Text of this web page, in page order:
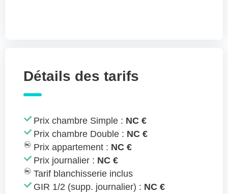
Détails des tarifs
Prix chambre Simple : NC €
Prix chambre Double : NC €
Prix appartement : NC €
Prix journalier : NC €
Tarif blanchisserie inclus
GIR 1/2 (supp. journalier) : NC €